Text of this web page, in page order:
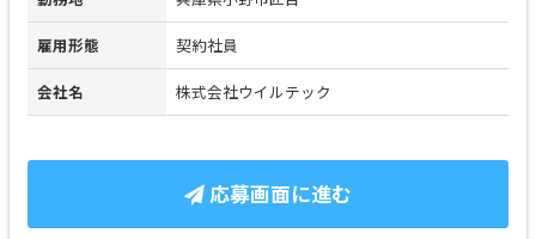
雇用形態 契約社員
会社名 株式会社ウイルテック
応募画面に進む